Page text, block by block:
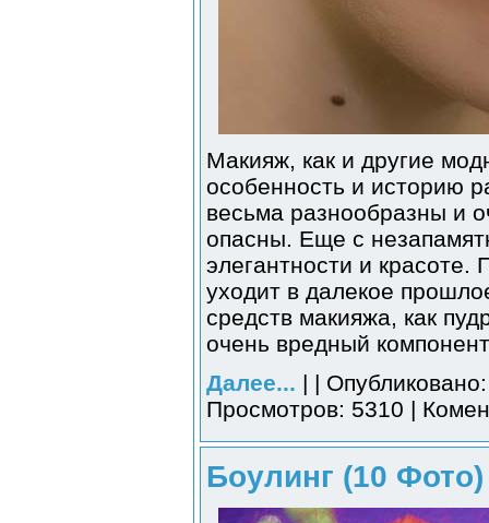
Макияж, как и другие
особенность и историю
весьма разнообразны и
опасны. Еще с
элегантности и красоте.
уходит в далекое
средств макияжа, как
очень вредный
Далее... | |
Просмотров: 5310 |
Боулинг (10 Фото)